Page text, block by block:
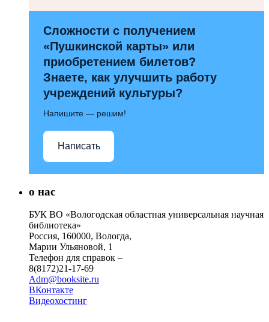
Сложности с получением
«Пушкинской карты» или
приобретением билетов?
Знаете, как улучшить работу
учреждений культуры?
Напишите — решим!
Написать
о нас
БУК ВО «Вологодская областная универсальная научная
библиотека»
Россия, 160000, Вологда,
Марии Ульяновой, 1
Телефон для справок –
8(8172)21-17-69
Adm@booksite.ru
ВКонтакте
Видеохостинг